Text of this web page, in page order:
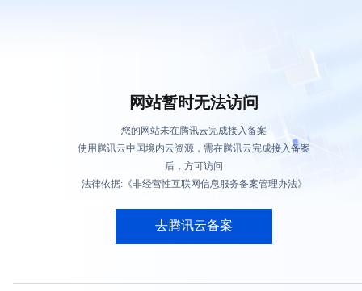
网站暂时无法访问
您的网站未在腾讯云完成接入备案
使用腾讯云中国境内云资源，需在腾讯云完成接入备案
后，方可访问
法律依据:《非经营性互联网信息服务备案管理办法》
去腾讯云备案